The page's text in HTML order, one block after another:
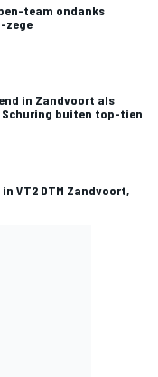
team ondanks
zege
in Zandvoort als
Schuring buiten top-tien
VT2 DTM Zandvoort,